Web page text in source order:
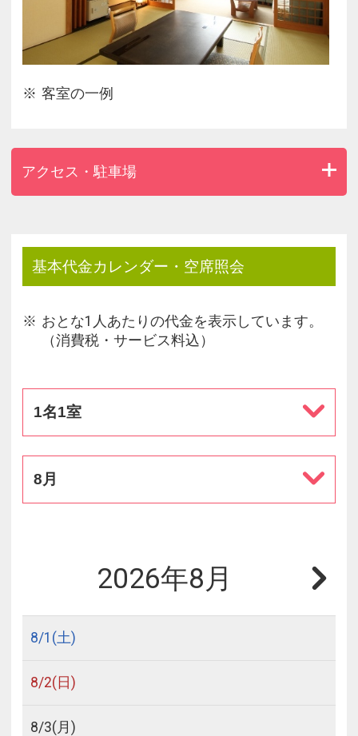
客室の一例
アクセス・駐車場
基本代金カレンダー・空席照会
おとな1人あたりの代金を表示しています。
（消費税・サービス料込）
1名1室
8月
2026年8月
8/1 (土)
8/2(日)
8/3(月)